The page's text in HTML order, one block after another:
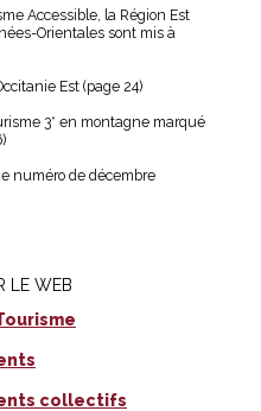
Accessible, la Région Est
Orientales sont mis à
Est (page 24)
3* en montagne marqué
numéro de décembre
LE WEB
collectifs